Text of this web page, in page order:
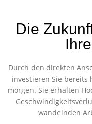
Die
Durch den direkten
investieren Sie bereits
morgen. Sie erhalten
wandelnden